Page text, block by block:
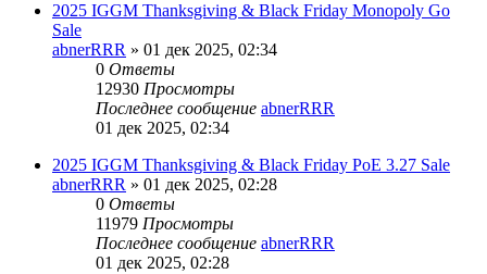
2025 IGGM Thanksgiving & Black Friday Monopoly Go
Sale
abnerRRR » 01 дек 2025, 02:34
0 Ответы
12930 Просмотры
Последнее сообщение abnerRRR
01 дек 2025, 02:34
2025 IGGM Thanksgiving & Black Friday PoE 3.27 Sale
abnerRRR » 01 дек 2025, 02:28
0 Ответы
11979 Просмотры
Последнее сообщение abnerRRR
01 дек 2025, 02:28